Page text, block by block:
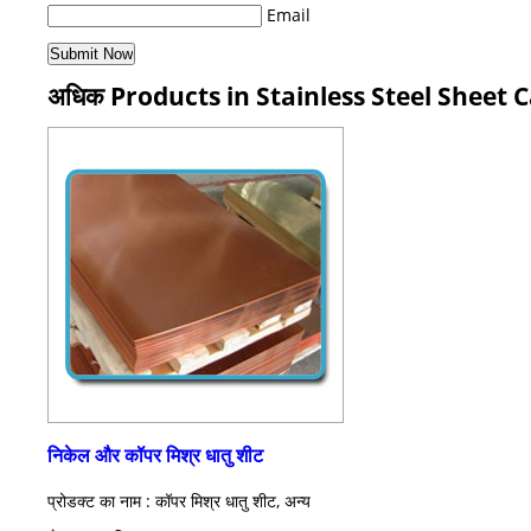
Email
अधिक Products in Stainless Steel Sheet
निकेल और कॉपर मिश्र धातु शीट
प्रोडक्ट का नाम : कॉपर मिश्र धातु शीट, अन्य